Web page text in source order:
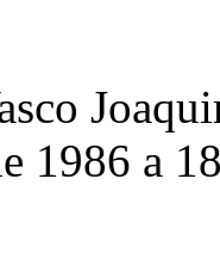
1986 a